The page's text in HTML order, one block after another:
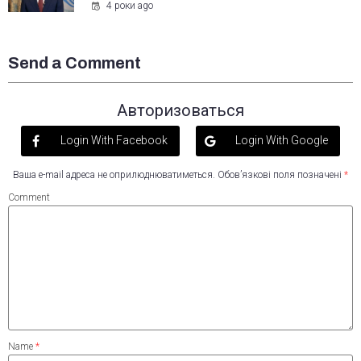
4 роки ago
Send a Comment
Авторизоваться
Login With Facebook Login With Google
Ваша e-mail адреса не оприлюднюватиметься. Обов’язкові поля позначені *
Comment
Name *